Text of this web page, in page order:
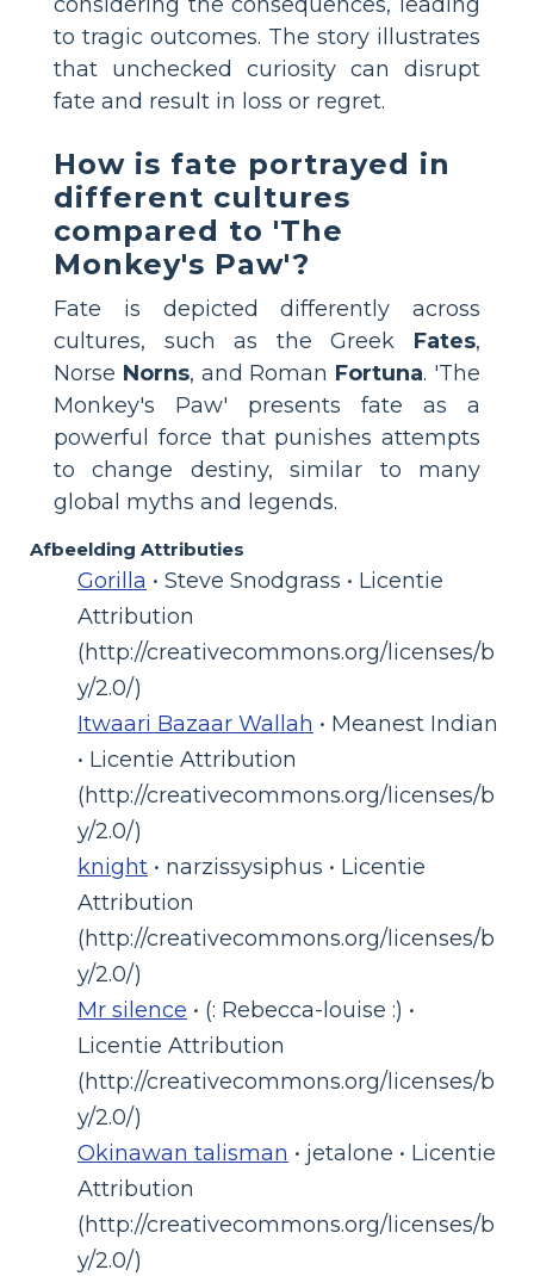
to tragic outcomes. The story illustrates
that unchecked curiosity can disrupt
fate and result in loss or regret.
How is fate portrayed in
different cultures
compared to 'The
Monkey's Paw'?
Fate is depicted differently across
cultures, such as the Greek Fates,
Norse Norns, and Roman Fortuna. 'The
Monkey's Paw' presents fate as a
powerful force that punishes attempts
to change destiny, similar to many
global myths and legends.
Afbeelding Attributies
Gorilla • Steve Snodgrass • Licentie
Attribution
(http://creativecommons.org/licenses/b
y/2.0/)
Itwaari Bazaar Wallah • Meanest Indian
• Licentie Attribution
(http://creativecommons.org/licenses/b
y/2.0/)
knight • narzissysiphus • Licentie
Attribution
(http://creativecommons.org/licenses/b
y/2.0/)
Mr silence • (: Rebecca-louise :) •
Licentie Attribution
(http://creativecommons.org/licenses/b
y/2.0/)
Okinawan talisman • jetalone • Licentie
Attribution
(http://creativecommons.org/licenses/b
y/2.0/)